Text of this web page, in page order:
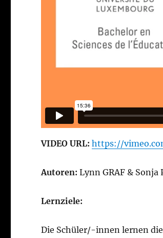
VIDEO URL:https://
Autoren: Lynn GRAF & Sonja
Lernziele:
Die Schüler/-innen lernen